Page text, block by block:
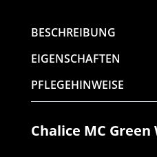
BESCHREIBUNG
EIGENSCHAFTEN
PFLEGEHINWEISE
Chalice MC Green